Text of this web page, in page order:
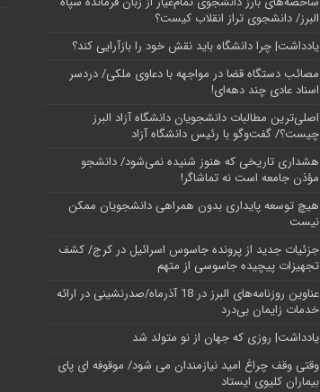
البرز/ دانشجوی تراز انقلاب کیست؟
یادداشت| چرا دانشگاه باید نقش خود را بازآرایی کند؟
مصائب دستگاه قضا در مواجهه با دعاوی ملکی/ دردسر
اسناد عادی چند‌ دهه‌ای!
اصلی‌ترین مطالبات دانشجویان دانشگاه آزاد البرز
چیست؟/ گفت‌وگو با رئیس دانشگاه آز‌اد
هشداری تاریخی که هنوز شنیده نمی‌شود/ دانشجو
مؤذن جامعه است نه تماشاگر!
هیچ توسعه پایداری بدون همراهی دانشجویان ممکن
نیست
جزئیات جدید از پرونده جاسوس اسرائیل در کرج/‌ کشف
تجهیزات پیچیده جاسوسی از متهم
عناوین روزنامه‌های البرز در ‌18 آذرماه/صدرنشینی در ارائه
خدمات زایمان بی‌درد
یادداشت| روزی که جهان از نو متولد شد
وقتی وقف چراغ امید نیازمندان می شود/ موقوفه ای پای
بیماران کلیوی ایستاد